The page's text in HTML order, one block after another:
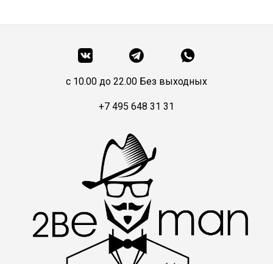
c 10.00 до 22.00 Без выходных
+7 495 648 31 31